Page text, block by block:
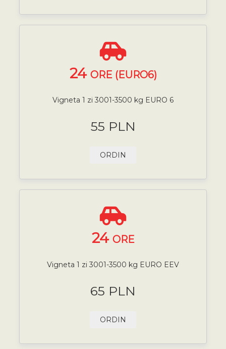
24 ORE (EURO6)
Vigneta 1 zi 3001-3500 kg EURO 6
55 PLN
ORDIN
24 ORE
Vigneta 1 zi 3001-3500 kg EURO EEV
65 PLN
ORDIN